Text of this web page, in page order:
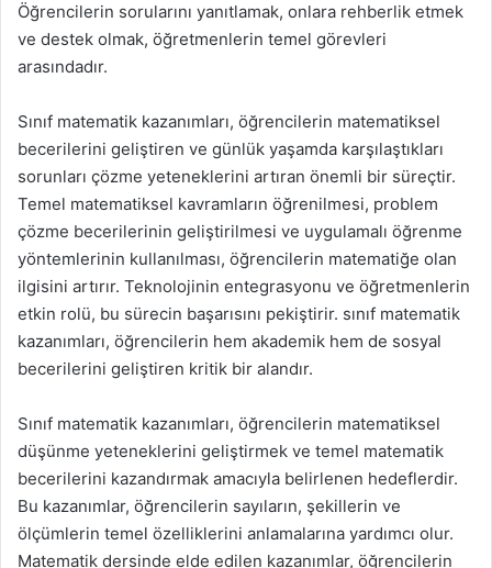
Öğrencilerin sorularını yanıtlamak, onlara rehberlik etmek
ve destek olmak, öğretmenlerin temel görevleri
arasındadır.
Sınıf matematik kazanımları, öğrencilerin matematiksel
becerilerini geliştiren ve günlük yaşamda karşılaştıkları
sorunları çözme yeteneklerini artıran önemli bir süreçtir.
Temel matematiksel kavramların öğrenilmesi, problem
çözme becerilerinin geliştirilmesi ve uygulamalı öğrenme
yöntemlerinin kullanılması, öğrencilerin matematiğe olan
ilgisini artırır. Teknolojinin entegrasyonu ve öğretmenlerin
etkin rolü, bu sürecin başarısını pekiştirir. sınıf matematik
kazanımları, öğrencilerin hem akademik hem de sosyal
becerilerini geliştiren kritik bir alandır.
Sınıf matematik kazanımları, öğrencilerin matematiksel
düşünme yeteneklerini geliştirmek ve temel matematik
becerilerini kazandırmak amacıyla belirlenen hedeflerdir.
Bu kazanımlar, öğrencilerin sayıların, şekillerin ve
ölçümlerin temel özelliklerini anlamalarına yardımcı olur.
Matematik dersinde elde edilen kazanımlar, öğrencilerin